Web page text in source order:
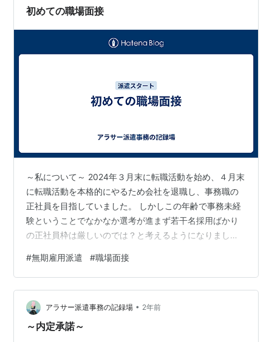
初めての職場面接
～私について～ 2024年３月末に転職活動を始め、４月末
に転職活動を本格的にやるため会社を退職し、事務職の
正社員を目指していました。 しかしこの年齢で事務未経
験ということでなかなか選考が進まず若干名採用ばかり
の正社員枠は厳しいのでは？と考えるようになりまし
目指しているわけでもないので無期雇用派遣でも十分安
定して暮らしていけると思いました。 派遣会社に５月下
旬に登録し、６月にWEB研修そこから待期期間を経て職
場面接が決まりました。 ～職場面接～愚痴を挟んで書き
ます。聞いてくれるのがこれ読んでくれる方だけなんで
#無期雇用派遣 #職場面接
アラサー派遣事務の記録場 • 2年前
～内定承諾～